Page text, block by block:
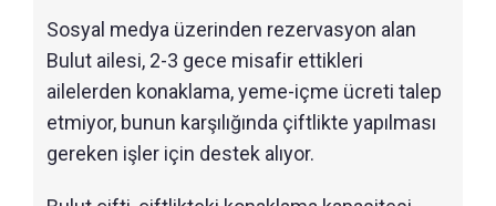
Sosyal medya üzerinden rezervasyon alan
Bulut ailesi, 2-3 gece misafir ettikleri
ailelerden konaklama, yeme-içme ücreti talep
etmiyor, bunun karşılığında çiftlikte yapılması
gereken işler için destek alıyor.